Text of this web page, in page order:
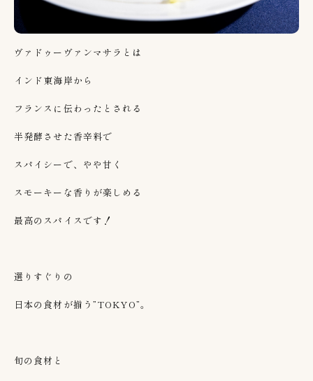
ヴァドゥーヴァンマサラとは
インド東海岸から
フランスに伝わったとされる
半発酵させた香辛料で
スパイシーで、やや甘く
スモーキーな香りが楽しめる
最高のスパイスです！
選りすぐりの
日本の食材が揃う”TOKYO”。
旬の食材と